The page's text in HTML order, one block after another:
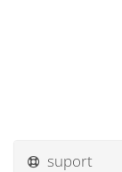
suport